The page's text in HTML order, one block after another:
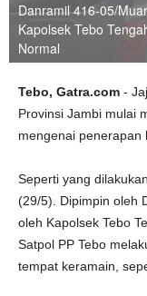
Danramil 416-05/
Kapolsek Tebo
Normal
Tebo, Gatra.com -
Provinsi Jambi mulai
mengenai penerapan
Seperti yang
(29/5). Dipimpin oleh
oleh Kapolsek Tebo
Satpol PP Tebo
tempat keramain,